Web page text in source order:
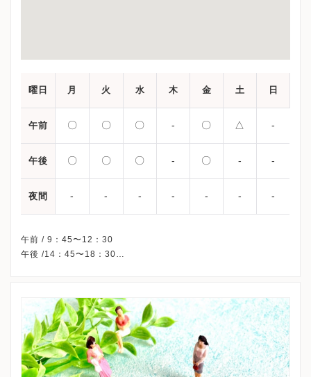
曜日 月 火 水 木 金 土 日
午前 〇 〇 〇 - 〇 △ -
午後 〇 〇 〇 - 〇 - -
夜間 - - - - - - -
午前 / 9：45〜12：30
午後 /14：45〜18：30
※土曜午後は特別予約のみです。
※詳細はクリニックHPを確認、または直接お問い合わせくださ